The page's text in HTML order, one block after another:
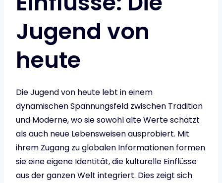
Jugend von
heute
Die Jugend von heute lebt in einem
dynamischen Spannungsfeld zwischen Tradition
und Moderne, wo sie sowohl alte Werte schätzt
als auch neue Lebensweisen ausprobiert. Mit
ihrem Zugang zu globalen Informationen formen
sie eine eigene Identität, die kulturelle Einflüsse
aus der ganzen Welt integriert. Dies zeigt sich